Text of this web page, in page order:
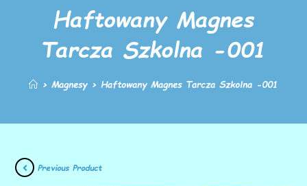
Haftowany Magnes
Tarcza Szkolna -001
> Magnesy > Haftowany Magnes Tarcza Szkolna -001
Previous Product